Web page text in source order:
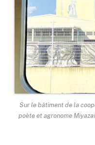
Sur le bâtiment de la
poète et agronome